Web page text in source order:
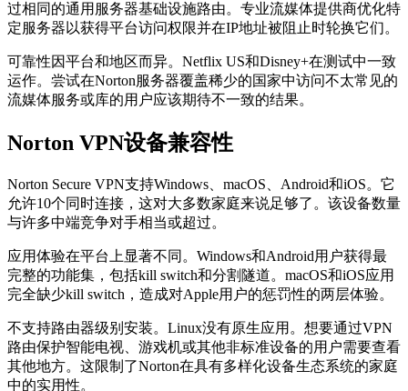
过相同的通用服务器基础设施路由。专业流媒体提供商优化特
定服务器以获得平台访问权限并在IP地址被阻止时轮换它们。
可靠性因平台和地区而异。Netflix US和Disney+在测试中一致
运作。尝试在Norton服务器覆盖稀少的国家中访问不太常见的
流媒体服务或库的用户应该期待不一致的结果。
Norton VPN设备兼容性
Norton Secure VPN支持Windows、macOS、Android和iOS。它
允许10个同时连接，这对大多数家庭来说足够了。该设备数量
与许多中端竞争对手相当或超过。
应用体验在平台上显著不同。Windows和Android用户获得最
完整的功能集，包括kill switch和分割隧道。macOS和iOS应用
完全缺少kill switch，造成对Apple用户的惩罚性的两层体验。
不支持路由器级别安装。Linux没有原生应用。想要通过VPN
路由保护智能电视、游戏机或其他非标准设备的用户需要查看
其他地方。这限制了Norton在具有多样化设备生态系统的家庭
中的实用性。